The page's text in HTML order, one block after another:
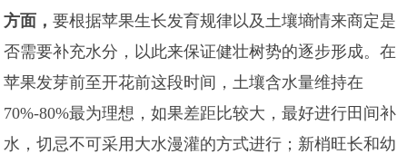
方面，要根据苹果生长发育规律以及土壤墒情来商定是
否需要补充水分，以此来保证健壮树势的逐步形成。在
苹果发芽前至开花前这段时间，土壤含水量维持在
70%-80%最为理想，如果差距比较大，最好进行田间补
水，切忌不可采用大水漫灌的方式进行；新梢旺长和幼